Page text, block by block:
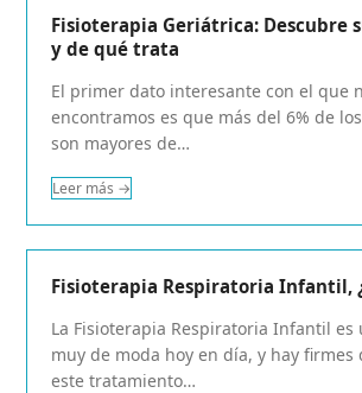
Fisioterapia Geriátrica: Descubre
y de qué trata
El primer dato interesante con el que
encontramos es que más del 6% de
son mayores de…
Leer más →
Fisioterapia Respiratoria Infantil,
La Fisioterapia Respiratoria Infantil es
muy de moda hoy en día, y hay firmes
este tratamiento…